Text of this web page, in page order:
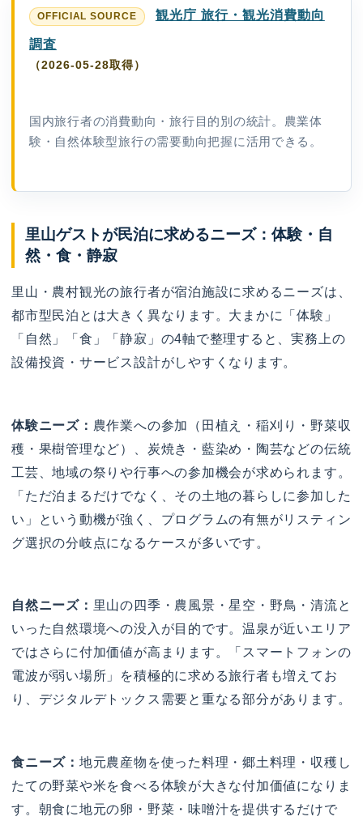
観光庁 旅行・観光消費動向
調査
（2026-05-28取得）
国内旅行者の消費動向・旅行目的別の統計。農業体
験・自然体験型旅行の需要動向把握に活用できる。
里山ゲストが民泊に求めるニーズ：体験・自
然・食・静寂
里山・農村観光の旅行者が宿泊施設に求めるニーズは、
都市型民泊とは大きく異なります。大まかに「体験」
「自然」「食」「静寂」の4軸で整理すると、実務上の
設備投資・サービス設計がしやすくなります。
体験ニーズ： 農作業への参加（田植え・稲刈り・野菜収
穫・果樹管理など）、炭焼き・藍染め・陶芸などの伝統
工芸、地域の祭りや行事への参加機会が求められます。
「ただ泊まるだけでなく、その土地の暮らしに参加した
い」という動機が強く、プログラムの有無がリスティン
グ選択の分岐点になるケースが多いです。
自然ニーズ： 里山の四季・農風景・星空・野鳥・清流と
いった自然環境への没入が目的です。温泉が近いエリア
ではさらに付加価値が高まります。「スマートフォンの
電波が弱い場所」を積極的に求める旅行者も増えてお
り、デジタルデトックス需要と重なる部分があります。
食ニーズ： 地元農産物を使った料理・郷土料理・収穫し
たての野菜や米を食べる体験が大きな付加価値になりま
す。朝食に地元の卵・野菜・味噌汁を提供するだけで